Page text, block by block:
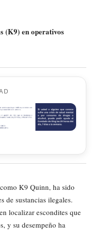
(K9) en operativos
K9 Quinn, ha sido
de sustancias ilegales.
localizar escondites que
y su desempeño ha